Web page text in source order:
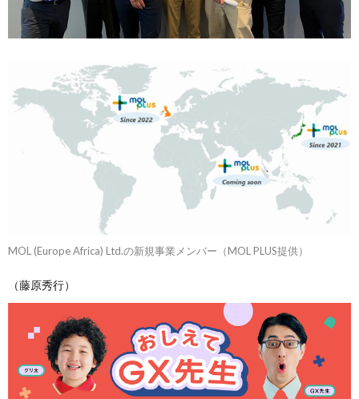
MOL (Europe Africa) Ltd.の新規事業メンバー（MOL PLUS提供）
（藤原秀行）